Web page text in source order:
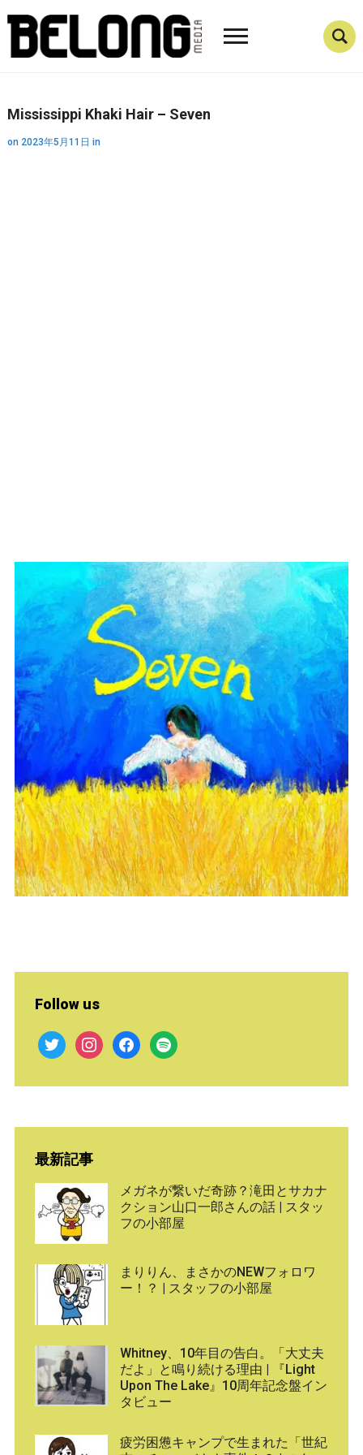
Mississippi Khaki Hair – Seven
on 2023年5月11日 in
Follow us
twitter instagramfacebook
spotify
最新記事
メガネが繋いだ奇跡？滝田とサカナ
クション山口一郎さんの話 | スタッ
フの小部屋
まりりん、まさかのNEWフォロワ
ー！？ | スタッフの小部屋
Whitney、10年目の告白。「大丈夫
だよ」と鳴り続ける理由 | 『Light
Upon The Lake』10周年記念盤イン
タビュー
疲労困憊キャンプで生まれた「世紀